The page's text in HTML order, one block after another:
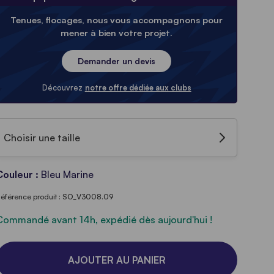
Tenues, flocages, nous vous accompagnons pour
mener à bien votre projet.
Demander un devis
Découvrez notre offre dédiée aux clubs
Choisir une taille
: Bleu Marine
produit : SO_V3008.09
avant 14h, expédié dès aujourd'hui !
AJOUTER AU PANIER